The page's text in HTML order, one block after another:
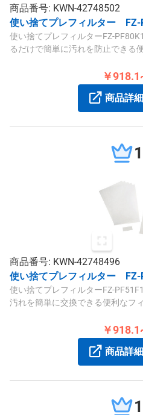
商品番号: KWN-42748502
使い捨てプレフィルター
使い捨てプレフィルターFZ-
るだけで簡単に汚れを防止できる
￥
商品詳
商品番号: KWN-42748496
使い捨てプレフィルター
使い捨てプレフィルターFZ-
汚れを簡単に交換できる便利なフ
￥
商品詳